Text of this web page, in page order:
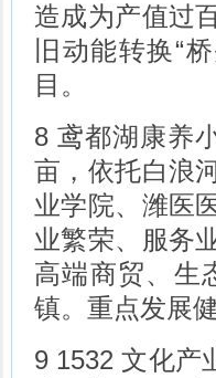
造成为产值过
旧动能转换“
目。
8 鸢都湖康养
亩，依托白浪
业学院、潍医
业繁荣、服务
高端商贸、生
镇。重点发展
9 1532 文化产